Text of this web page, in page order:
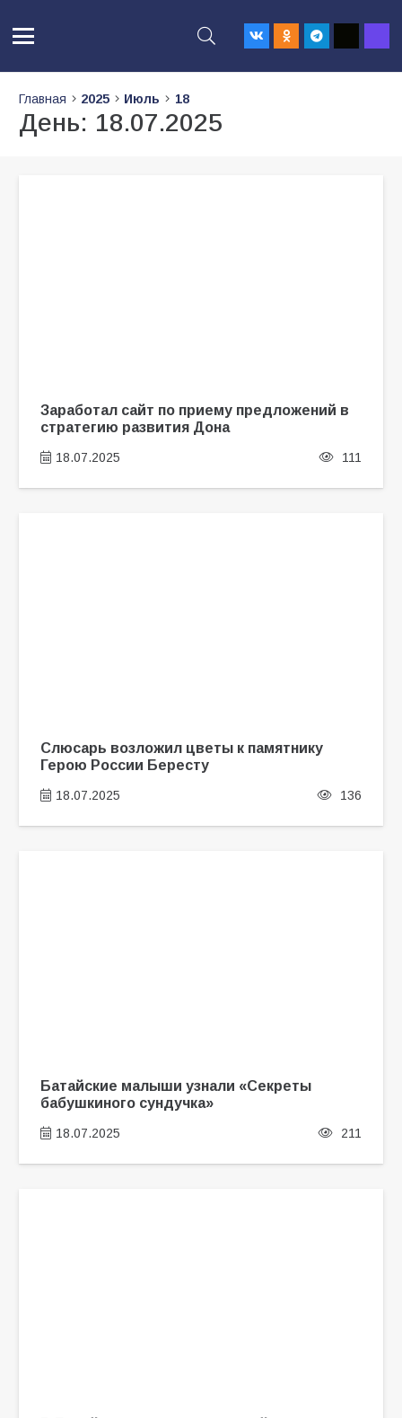
Главная 2025 Июль 18
День: 18.07.2025
Заработал сайт по приему предложений в
стратегию развития Дона
18.07.2025 111
Слюсарь возложил цветы к памятнику
Герою России Бересту
18.07.2025 136
Батайские малыши узнали «Секреты
бабушкиного сундучка»
18.07.2025 211